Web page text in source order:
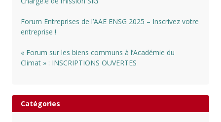
Forum Entreprises de l’AAE ENSG 2025 – Inscrivez votre
entreprise !
« Forum sur les biens communs à l’Académie du
Climat » : INSCRIPTIONS OUVERTES
Catégories